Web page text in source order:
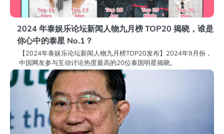
2024 年泰娱乐论坛新闻人物九月榜 TOP20 揭晓，谁是
你心中的泰星 No.1？
【2024年泰娱乐论坛新闻人物九月榜TOP20发布】2024年9月份，
中国网友参与互动讨论热度最高的20位泰国明星揭晓。